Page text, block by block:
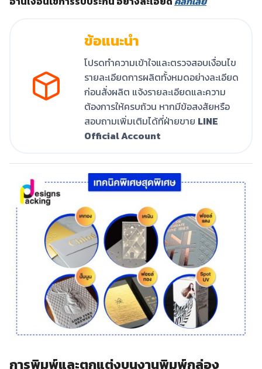
ข้อแนะนำ
โปรดทำความเข้าใจและตรวจสอบเงื่อนไข
รายละเอียดการผลิตทั้งหมดอย่างละเอียด
ก่อนสั่งผลิต แจ้งรายละเอียดและความ
ต้องการให้ครบถ้วน หากมีข้อสงสัยหรือ
สอบถามเพิ่มเติมได้ที่ฝ่ายขาย LINE
Official Account
การพิมพ์และตกแต่งบนงานพิมพ์กล่อง